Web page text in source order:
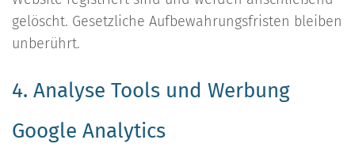
gelöscht. Gesetzliche Aufbewahrungsfristen bleiben
unberührt.
4. Analyse Tools und Werbung
Google Analytics